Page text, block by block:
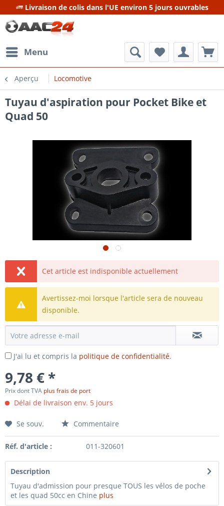
Livraison de colis dans l'UE environ 5 jours ouvrables
Menu
Aperçu Locomotive
Tuyau d'aspiration pour Pocket Bike et
Quad 50
Cet article est indisponible actuellement
Avertissez-moi lorsque l'article sera de nouveau
disponible.
J'ai lu et compris la politique de confidentialité.
9,78 € *
Prix dont TVA plus frais de port
Délai de livraison env. 5 jours
Se souv. Commentaire
Réf. d'article : 011-320601
Description
Tuyau d'admission pour presque TOUS les vélos de poche
et les quad 50cc en Chine plus